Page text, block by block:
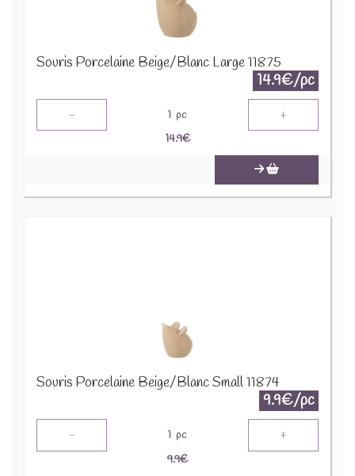
Souris Porcelaine Beige/Blanc Large 11875
14.9€/pc
- 1 pc +
14.9€
Souris Porcelaine Beige/Blanc Small 11874
9.9€/pc
- 1 pc +
9.9€